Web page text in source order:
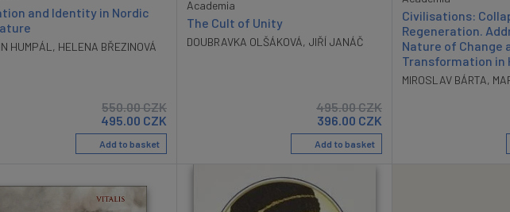
and Identity in Nordic
HUMPÁL , HELENA BŘEZINOVÁ
550.00CZK
495.00 CZK
Add to basket
Academia
The Cult of Unity
DOUBRAVKA OLŠÁKOVÁ, JIŘÍ JANÁČ
495.00CZK
396.00 CZK
Add to basket
Civilisations:
Regeneration.
Nature of Change
Transformation in
MIROSLAV BÁRTA,